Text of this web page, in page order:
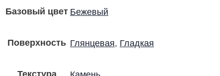
Базовый цвет Бежевый
Поверхность Глянцевая, Гладкая